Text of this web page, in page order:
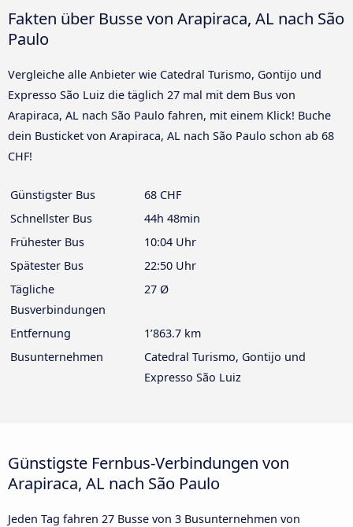
Fakten über Busse von Arapiraca, AL nach São
Paulo
Vergleiche alle Anbieter wie Catedral Turismo, Gontijo und
Expresso São Luiz die täglich 27 mal mit dem Bus von
Arapiraca, AL nach São Paulo fahren, mit einem Klick! Buche
dein Busticket von Arapiraca, AL nach São Paulo schon ab 68
CHF!
Günstigster Bus
68 CHF
Schnellster Bus
44h 48min
Frühester Bus
10:04 Uhr
Spätester Bus
22:50 Uhr
Tägliche
Busverbindungen
27 Ø
Entfernung
1’863.7 km
Busunternehmen
Catedral Turismo, Gontijo und
Expresso São Luiz
Günstigste Fernbus-Verbindungen von
Arapiraca, AL nach São Paulo
Jeden Tag fahren 27 Busse von 3 Busunternehmen von